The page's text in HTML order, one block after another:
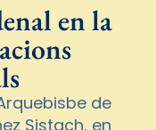
en la
de
Sistach, en